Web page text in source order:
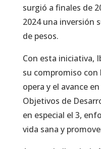
surgió a finales de
2024 una inversión
de pesos.
Con esta iniciativa,
su compromiso
opera y el avance
Objetivos de
en especial el 3,
vida sana y